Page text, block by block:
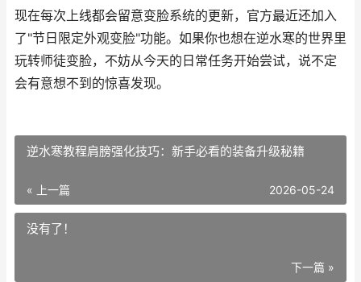
现在每次上线都会留意变脸系统的更新，官方最近还加入
了"节日限定外观变脸"功能。如果你也想在逆水寒的世界里
玩转师徒变脸，不妨从今天的日常任务开始尝试，说不定
会有意想不到的惊喜发现。
逆水寒教程肩膀强化技巧：新手必看的装备升级秘籍
« 上一篇 2026-05-24
没有了！
下一篇 »